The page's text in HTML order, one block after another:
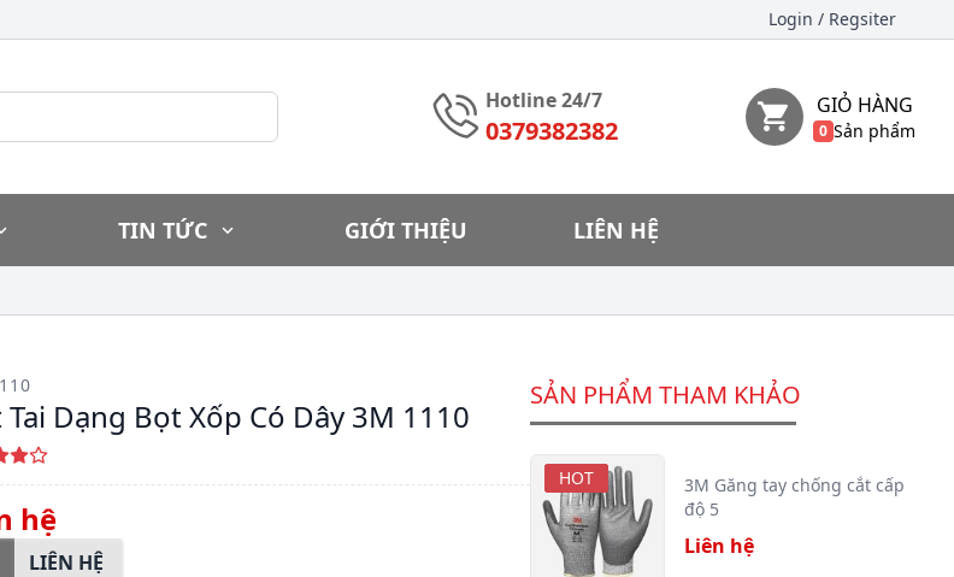
Login / Regsiter
Hotline 24/7
0379382382
GIỎ HÀNG
0 Sản phẩm
TIN TỨC GIỚI THIỆU LIÊN HỆ
Tai Dạng Bọt Xốp Có Dây 3M 1110
hệ
LIÊN HỆ
SẢN PHẨM THAM KHẢO
HOT
3M Găng tay chống cắt cấp
độ 5
Liên hệ
HOT
HOT
HOT
HOT
HOT